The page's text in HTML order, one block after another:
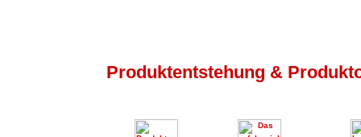
Produktentstehung &